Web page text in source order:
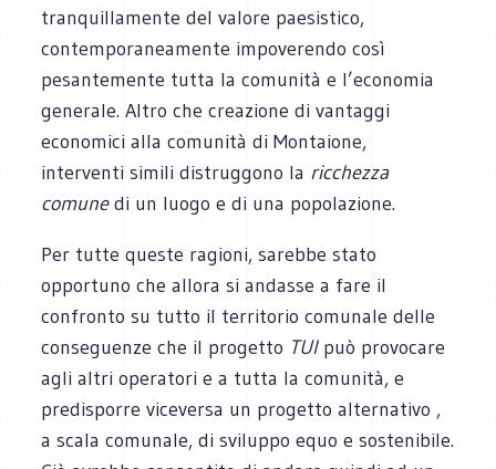
tranquillamente del valore paesistico,
contemporaneamente impoverendo così
pesantemente tutta la comunità e l’economia
generale. Altro che creazione di vantaggi
economici alla comunità di Montaione,
interventi simili distruggono la ricchezza
comunedi un luogo e di una popolazione.
Per tutte queste ragioni, sarebbe stato
opportuno che allora si andasse a fare il
confronto su tutto il territorio comunale delle
conseguenze che il progetto TUIpuò provocare
agli altri operatori e a tutta la comunità, e
predisporre viceversa un progetto alternativo ,
a scala comunale, di sviluppo equo e sostenibile.